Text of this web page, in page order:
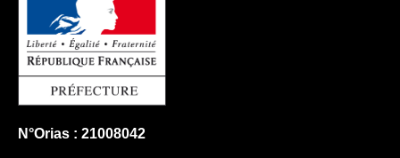
N°Orias : 21008042